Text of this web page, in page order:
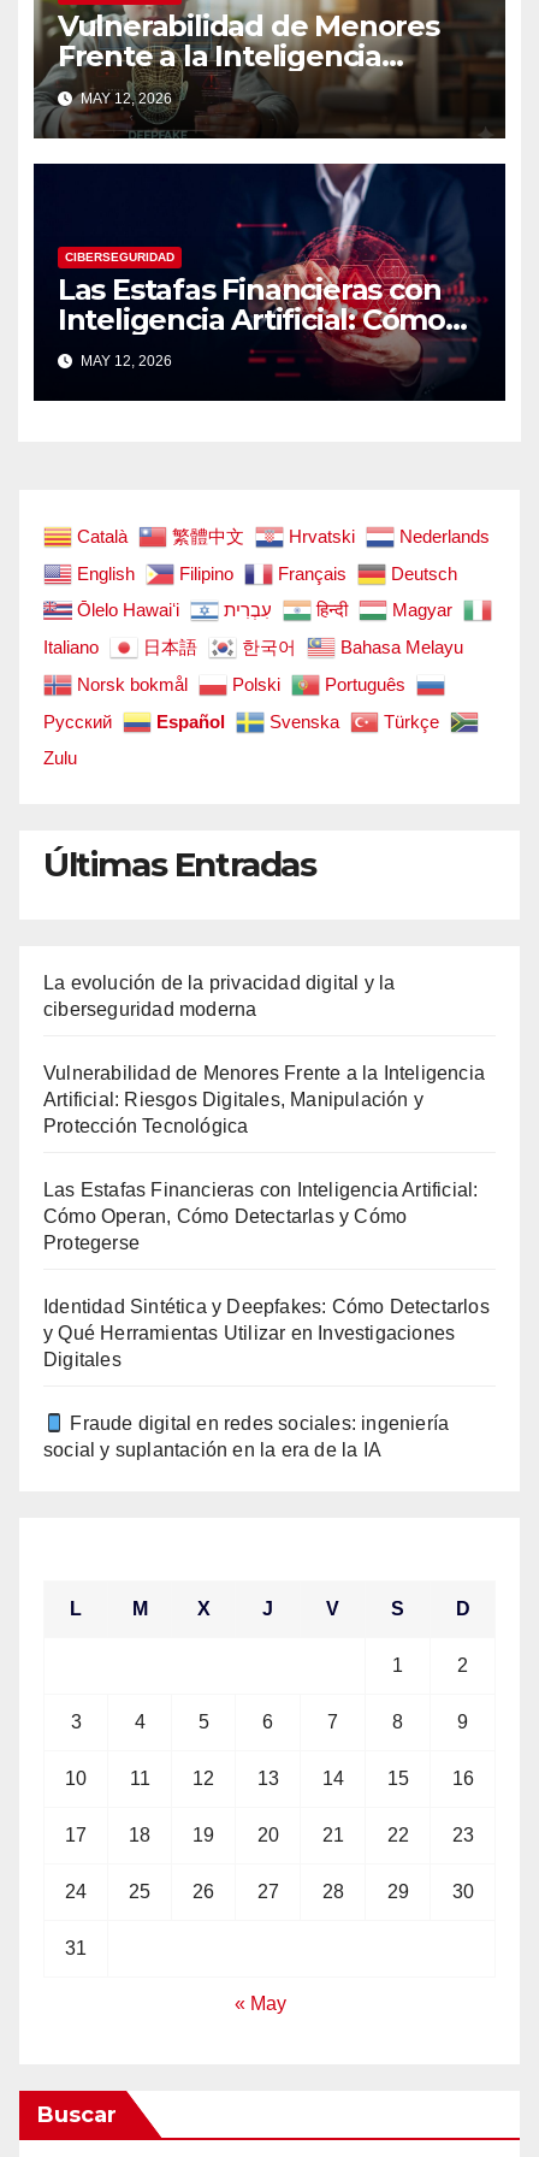
Vulnerabilidad de Menores
Frente a la Inteligencia
Artificial: Riesgos Digitales,
Manipulación y Protección
Tecnológica
MAY 12, 2026
CIBERSEGURIDAD
Las Estafas Financieras con
Inteligencia Artificial: Cómo
Operan, Cómo Detectarlas y
Cómo Protegerse
MAY 12, 2026
Català 繁體中文 Hrvatski
Nederlands
English
Filipino Français
Deutsch
Ōlelo Hawaiʻi
עִבְרִית हिन्दी
Magyar
Italiano
日本語 한국어
Bahasa Melayu
Norsk bokmål
Polski
Português
Русский
Español Svenska
Türkçe
Zulu
Últimas Entradas
La evolución de la privacidad digital y la
ciberseguridad moderna
Vulnerabilidad de Menores Frente a la Inteligencia
Artificial: Riesgos Digitales, Manipulación y
Protección Tecnológica
Las Estafas Financieras con Inteligencia Artificial:
Cómo Operan, Cómo Detectarlas y Cómo
Protegerse
Identidad Sintética y Deepfakes: Cómo Detectarlos
y Qué Herramientas Utilizar en Investigaciones
Digitales
Fraude digital en redes sociales: ingeniería
social y suplantación en la era de la IA
L M X J V S D
1 2
3 4 5 6 7 8 9
10 11 12 13 14 15 16
17 18 19 20 21 22 23
24 25 26 27 28 29 30
31
« May
Buscar